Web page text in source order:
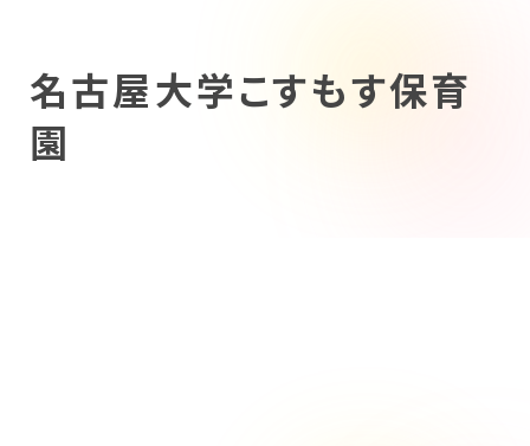
名古屋大学こすもす保育
園